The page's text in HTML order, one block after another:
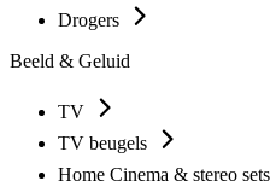
Drogers
Beeld & Geluid
TV
TV beugels
Home Cinema & stereo sets